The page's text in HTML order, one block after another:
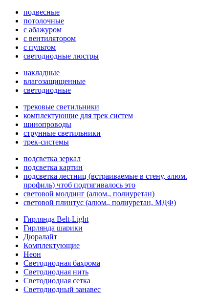
подвесные
потолочные
с абажуром
с вентилятором
с пультом
светодиодные люстры
накладные
влагозащищенные
светодиодные
трековые светильники
комплектующие для трек систем
шинопроводы
струнные светильники
трек-системы
подсветка зеркал
подсветка картин
подсветка лестниц (встраиваемые в стену, алюм.
профиль) чтоб подтягивалось это
световой молдинг (алюм., полиуретан)
световой плинтус (алюм., полиуретан, МДФ)
Гирлянда Belt-Light
Гирлянда шарики
Дюралайт
Комплектующие
Неон
Светодиодная бахрома
Светодиодная нить
Светодиодная сетка
Светодиодный занавес